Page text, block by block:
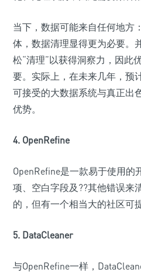
当下，数据可能来自任何地方
体，数据清理显得更为必要。
松“清理”以获得洞察力，因此
要。实际上，在未来几年，预
可接受的大数据系统与真正出
优势。
4. OpenRefine
OpenRefine是一款易于使用的
项、空白字段及??其他错误来
的，但有一个相当大的社区可
5. DataCleaner
与OpenRefine一样，